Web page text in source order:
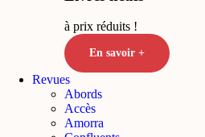
à prix réduits !
En savoir +
Revues
Abords
Accès
Amorra